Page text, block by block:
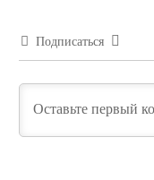
Подписаться